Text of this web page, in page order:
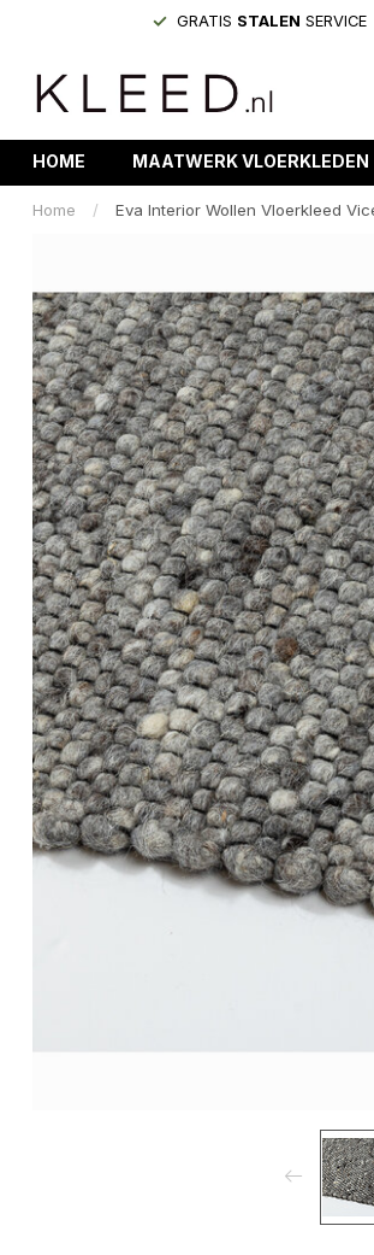
GRATIS STALEN SERVICE
HOME MAATWERK VLOERKLEDEN
Home / Eva Interior Wollen Vloerkleed